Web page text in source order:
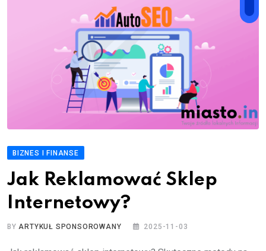
BIZNES I FINANSE
Jak Reklamować Sklep
Internetowy?
BYARTYKUŁ SPONSOROWANY 2025-11-03